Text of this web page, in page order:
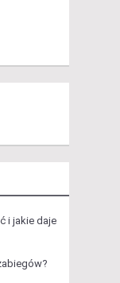
i jakie daje